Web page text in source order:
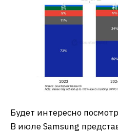
Будет интересно
В июле Samsung